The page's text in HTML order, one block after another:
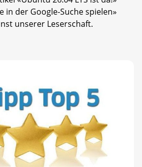
in der Google-Suche spielen»
unserer Leserschaft.